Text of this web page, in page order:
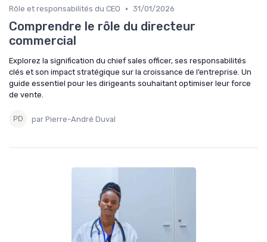
Rôle et responsabilités du CEO • 31/01/2026
Comprendre le rôle du directeur
commercial
Explorez la signification du chief sales officer, ses responsabilités
clés et son impact stratégique sur la croissance de l’entreprise. Un
guide essentiel pour les dirigeants souhaitant optimiser leur force
de vente.
par Pierre-André Duval